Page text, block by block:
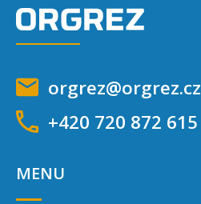
orgrez@orgrez.cz
+420 720 872 615
MENU